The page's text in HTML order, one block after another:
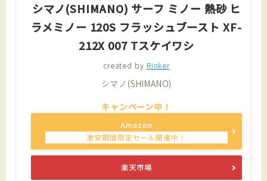
シマノ(SHIMANO) サーフ ミノー 熱砂 ヒ
ラメミノー 120S フラッシュブースト XF-
212X 007 Tスケイワシ
created by Rinker
シマノ(SHIMANO)
Amazon
楽天市場